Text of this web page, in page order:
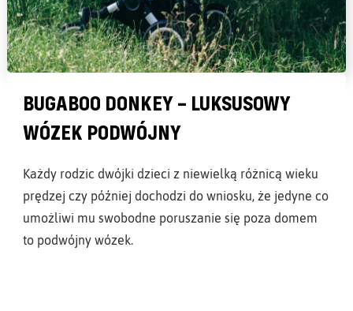
BUGABOO DONKEY – LUKSUSOWY
WÓZEK PODWÓJNY
Każdy rodzic dwójki dzieci z niewielką różnicą wieku
prędzej czy później dochodzi do wniosku, że jedyne co
umożliwi mu swobodne poruszanie się poza domem
to podwójny wózek.